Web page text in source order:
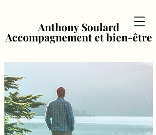
Anthony Soulard
Accompagnement et bien-être
Anthony Soulard
Accompagnement et bien-être